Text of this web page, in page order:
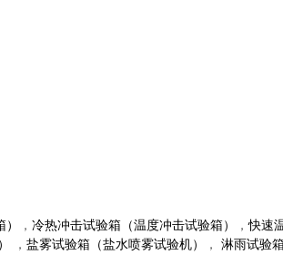
， 冷热冲击试验箱（温度冲击试验箱） ，快速
， 盐雾试验箱（盐水喷雾试验机） ， 淋雨试验